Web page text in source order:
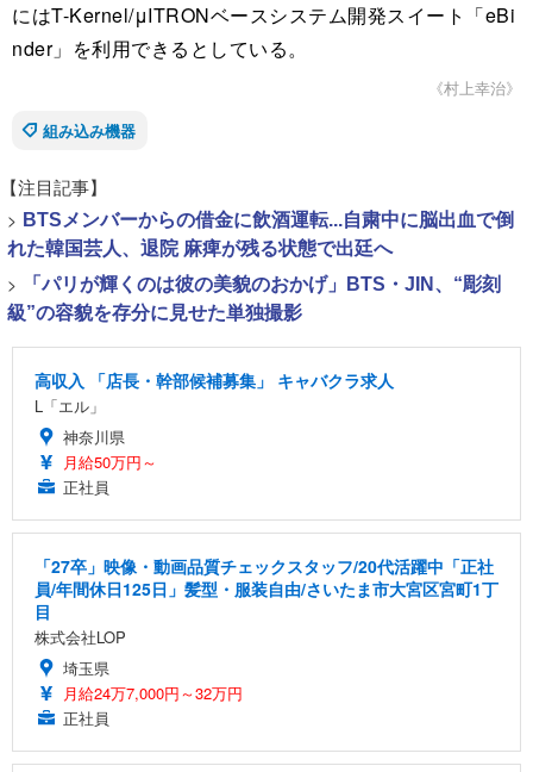
にはT-Kernel/μITRONベースシステム開発スイート「eBi
nder」を利用できるとしている。
《村上幸治》
組み込み機器
【注目記事】
> BTSメンバーからの借金に飲酒運転...自粛中に脳出血で倒
れた韓国芸人、退院 麻痺が残る状態で出廷へ
>
「パリが輝くのは彼の美貌のおかげ」BTS・JIN、“彫刻
級”の容貌を存分に見せた単独撮影
高収入 「店長・幹部候補募集」 キャバクラ求人
L「エル」
神奈川県
月給50万円～
正社員
「27卒」映像・動画品質チェックスタッフ/20代活躍中「正社
員/年間休日125日」髪型・服装自由/さいたま市大宮区宮町1丁
目
株式会社LOP
埼玉県
月給24万7,000円～32万円
正社員